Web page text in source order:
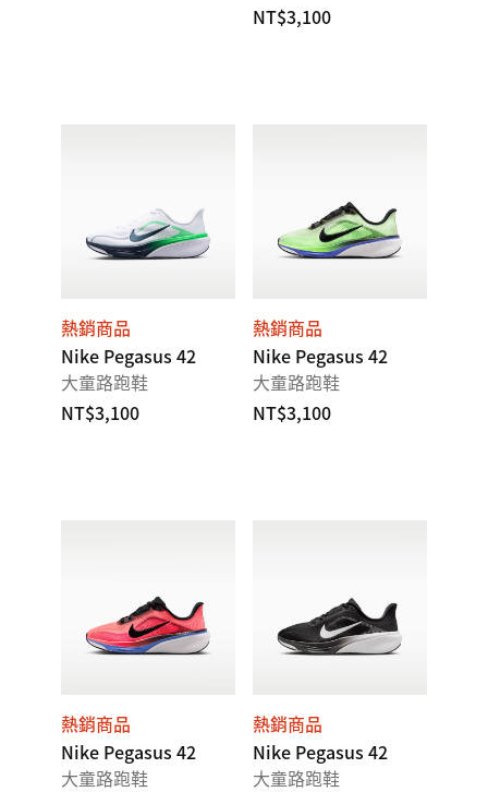
NT$3,100
熱銷商品
Nike Pegasus 42
大童路跑鞋
NT$3,100
熱銷商品
Nike Pegasus 42
大童路跑鞋
NT$3,100
熱銷商品
Nike Pegasus 42
大童路跑鞋
熱銷商品
Nike Pegasus 42
大童路跑鞋